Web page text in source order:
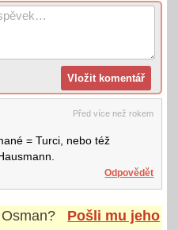
Před více než rokem
= Turci, nebo též
Odpovědět
Osman?
Pošli mu jeho